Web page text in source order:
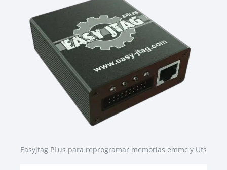
Easyjtag PLus para reprogramar memorias emmc y Ufs